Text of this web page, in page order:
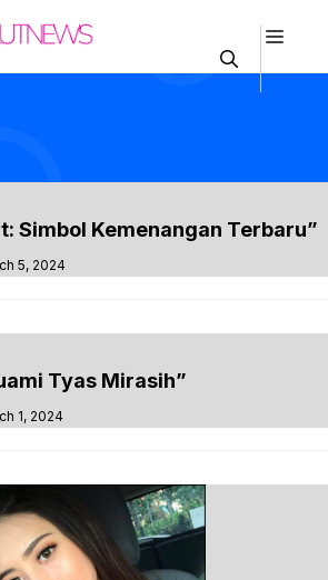
Simbol Kemenangan Terbaru”
5, 2024
Tyas Mirasih”
1, 2024